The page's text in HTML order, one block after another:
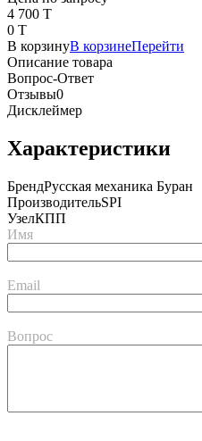
4 700 T
0 T
В корзинуВ корзинеПерейти
Описание товара
Вопрос-Ответ
Отзывы0
Дисклеймер
Характеристики
БрендРусская механика Буран
ПроизводительSPI
УзелКПП
Имя
Email
Вопрос